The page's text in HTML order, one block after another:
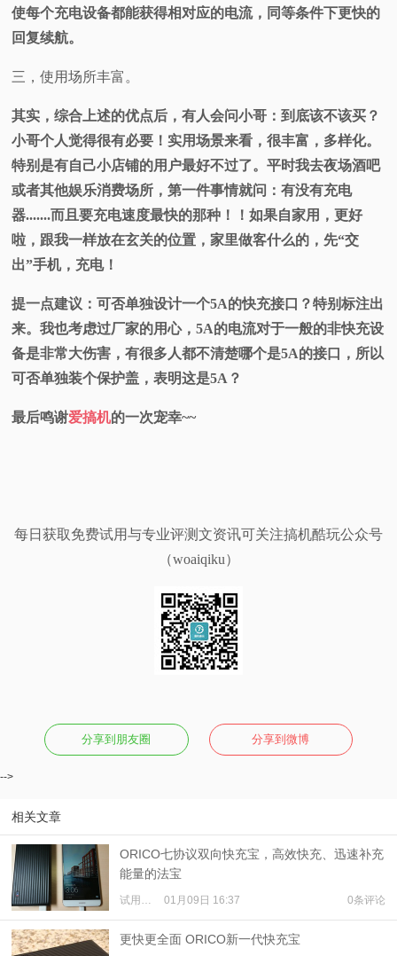
使每个充电设备都能获得相对应的电流，同等条件下更快的
回复续航。
三，使用场所丰富。
其实，综合上述的优点后，有人会问小哥：到底该不该买？
小哥个人觉得很有必要！实用场景来看，很丰富，多样化。
特别是有自己小店铺的用户最好不过了。平时我去夜场酒吧
或者其他娱乐消费场所，第一件事情就问：有没有充电
器.......而且要充电速度最快的那种！！如果自家用，更好
啦，跟我一样放在玄关的位置，家里做客什么的，先“交
出”手机，充电！
提一点建议：可否单独设计一个5A的快充接口？特别标注出
来。我也考虑过厂家的用心，5A的电流对于一般的非快充设
备是非常大伤害，有很多人都不清楚哪个是5A的接口，所以
可否单独装个保护盖，表明这是5A？
最后鸣谢爱搞机的一次宠幸~~
每日获取免费试用与专业评测文资讯可关注搞机酷玩公众号
（woaiqiku）
分享到朋友圈 分享到微博
-->
相关文章
ORICO七协议双向快充宝，高效快充、迅速补充
能量的法宝
试用体验 01月09日 16:37 0条评论
更快更全面 ORICO新一代快充宝